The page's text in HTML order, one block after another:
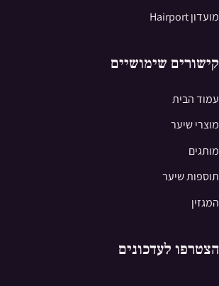
מועדון Hairport
קישורים שימושיים
עמוד הבית
מוצרי שיער
מותגים
תוספות שיער
המגזין
הצטרפו לעדכונים